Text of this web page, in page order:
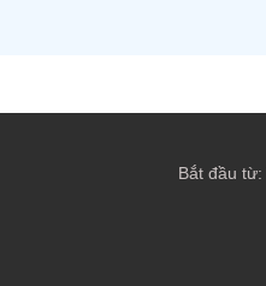
Bắt đầu từ: